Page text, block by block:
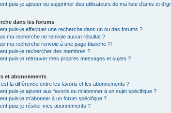
puis-je ajouter ou supprimer des utilisateurs de ma liste d’amis et
dans les forums
puis-je effectuer une recherche dans un ou des forums ?
ma recherche ne renvoie aucun résultat ?
ma recherche renvoie à une page blanche ?!
puis-je rechercher des membres ?
puis-je retrouver mes propres messages et sujets ?
et abonnements
est la différence entre les favoris et les abonnements ?
puis-je ajouter aux favoris ou m’abonner à un sujet spécifique ?
puis-je m’abonner à un forum spécifique ?
puis-je résilier mes abonnements ?